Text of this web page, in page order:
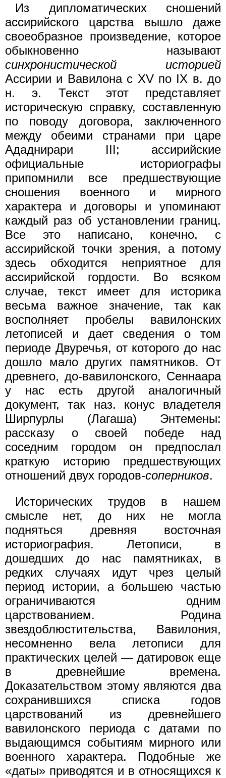
Из дипломатических сношений
ассирийского царства вышло даже
своеобразное произведение, которое
обыкновенно называют
синхронистической историей
Ассирии и Вавилона с XV по IX в. до
н. э. Текст этот представляет
историческую справку, составленную
по поводу договора, заключенного
между обеими странами при царе
Ададнирари III; ассирийские
официальные историографы
припомнили все предшествующие
сношения военного и мирного
характера и договоры и упоминают
каждый раз об установлении границ.
Все это написано, конечно, с
ассирийской точки зрения, а потому
здесь обходится неприятное для
ассирийской гордости. Во всяком
случае, текст имеет для историка
весьма важное значение, так как
восполняет пробелы вавилонских
летописей и дает сведения о том
периоде Двуречья, от которого до нас
дошло мало других памятников. От
древнего, до-вавилонского, Сеннаара
у нас есть другой аналогичный
документ, так наз. конус владетеля
Ширпурлы (Лагаша) Энтемены:
рассказу о своей победе над
соседним городом он предпослал
краткую историю предшествующих
отношений двух городов-соперников.
Исторических трудов в нашем
смысле нет, до них не могла
подняться древняя восточная
историография. Летописи, в
дошедших до нас памятниках, в
редких случаях идут чрез целый
период истории, а большею частью
ограничиваются одним
царствованием. Родина
звездоблюстительства, Вавилония,
несомненно вела летописи для
практических целей — датировок еще
в древнейшие времена.
Доказательством этому являются два
сохранившихся списка годов
царствований из древнейшего
вавилонского периода с датами по
выдающимся событиям мирного или
военного характера. Подобные же
«даты» приводятся и в относящихся к